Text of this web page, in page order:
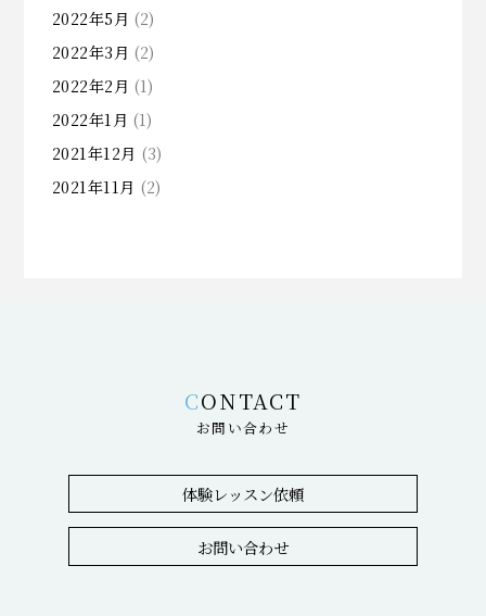
2022年5月 (2)
2022年3月 (2)
2022年2月 (1)
2022年1月 (1)
2021年12月 (3)
2021年11月 (2)
CONTACT
お問い合わせ
体験レッスン依頼
お問い合わせ